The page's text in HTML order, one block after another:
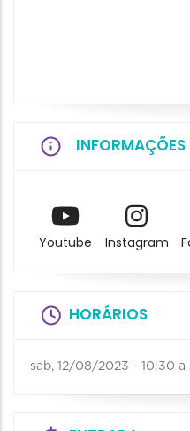
INFORMAÇÕES
Youtube Instagram
HORÁRIOS
sab, 12/08/2023 - 10:30 a